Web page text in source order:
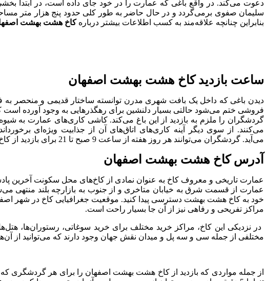
دعوت می‌کند. در واقع باغی که عمارت را در خود جای داده است، در ابتدا
سلیمان صفوی برمی‌گردد و در حال حاضر به طور کلی حدود پنج هزار متر
بنابراین چنانچه علاقه‌مند به کسب اطلاعات بیشتر دربارهکاخ هشت بهشت
ساعت بازدید کاخ هشت بهشت اصفهان
دیدن باغی که داخل یک بافت شهری مدرن توانسته ساختار قدیمی و منحصر
فروشی ختم می‌شود حالتی بسیار دلنشین برای رهگذرهایی به وجود آورده است که
گردشگران را ملزم به بازدید از این باغ می‌کند. کاشی کاری‌های عمارت به
می‌کنند. از سوی دیگر آینه کاری‌های اتاق‌های آن از جذابیت ویژه‌ای
می‌آید. گردشگران می‌توانند هر روز هفته از ساعت 9 صبح تا 21 برای بازدید از کاخ به آن جا بروند و به مدت 1 ساعت در آن جا به گشت و گذار بپردازند.
آدرس کاخ هشت بهشت اصفهان
عمارت تاریخی و معروف کاخ به عنوان نمادی از کاخ‌های محل سکونت آخرین
خود به کاخ هشت بهشت دسترسی پیدا کنید. موقعیت جغرافیایی کاخ در شهر
مراکز تفریحی و رفاهی نیز از آن جا بسیار راحت است.
در نزدیکی این کاخ، مراکز خرید مختلف برای خرید سوغاتی، رستوران‌ها،
مختلفی از جمله سی و سه پل و میدان نقش جهان وجود دارند که می‌توانید از
از جمله مواردی که بازدید از کاخ هشت بهشت اصفهان را برای هر